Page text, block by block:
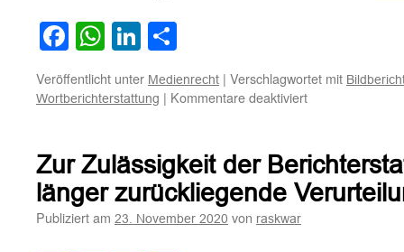
Facebook
WhatsApp
LinkedIn
Veröffentlicht unter Medienrecht | Verschlagwortet mit
Wortberichterstattung | Kommentare deaktiviertfür
einer
Wort-
und
Zur Zulässigkeit der
länger zurückliegende
Publiziert am 23. November 2020 von raskwar